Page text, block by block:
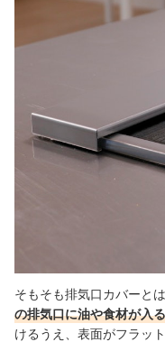
そもそも排気口カバーとは
の排気口に油や食材が入
けるうえ、表面がフラッ